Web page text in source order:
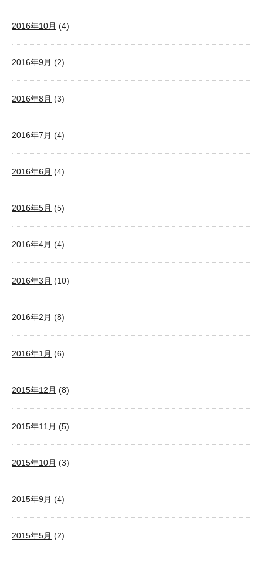
2016年10月 (4)
2016年9月 (2)
2016年8月 (3)
2016年7月 (4)
2016年6月 (4)
2016年5月 (5)
2016年4月 (4)
2016年3月 (10)
2016年2月 (8)
2016年1月 (6)
2015年12月 (8)
2015年11月 (5)
2015年10月 (3)
2015年9月 (4)
2015年5月 (2)